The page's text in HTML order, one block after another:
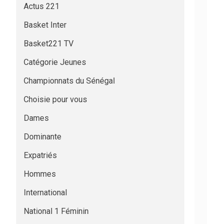
Actus 221
Basket Inter
Basket221 TV
Catégorie Jeunes
Championnats du Sénégal
Choisie pour vous
Dames
Dominante
Expatriés
Hommes
International
National 1 Féminin